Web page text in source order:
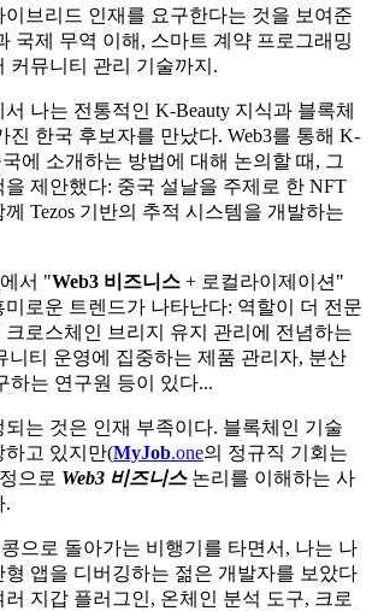
이브리드 인재를 요구한다는 것을 보여준
국제 무역 이해, 스마트 계약 프로그래밍
커뮤니티 관리 기술까지.
나는 전통적인 K-Beauty 지식과 블록체
진 한국 후보자를 만났다. Web3를 통해 K-
에 소개하는 방법에 대해 논의할 때, 그
제안했다: 중국 설날을 주제로 한 NFT
Tezos 기반의 추적 시스템을 개발하는
에서 "Web3 비즈니스 + 로컬라이제이션"
로운 트렌드가 나타난다: 역할이 더 전문
로스체인 브리지 유지 관리에 전념하는
니티 운영에 집중하는 제품 관리자, 분산
하는 연구원 등이 있다...
는 것은 인재 부족이다. 블록체인 기술
하고 있지만(MyJob.one의 정규직 기회는
으로 Web3 비즈니스논리를 이해하는 사
.
으로 돌아가는 비행기를 타면서, 나는 나
앱을 디버깅하는 젊은 개발자를 보았다
지갑 플러그인, 온체인 분석 도구, 크로